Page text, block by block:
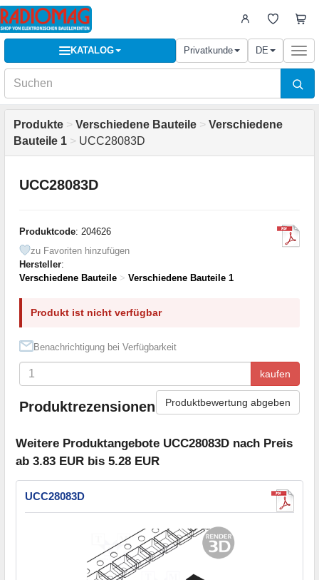
KATALOG Privatkunde DE
Produkte > Verschiedene Bauteile > Verschiedene
Bauteile 1 > UCC28083D
UCC28083D
Produktcode: 204626
zu Favoriten hinzufügen
Hersteller:
Verschiedene Bauteile > Verschiedene Bauteile 1
Produkt ist nicht verfügbar
Benachrichtigung bei Verfügbarkeit
kaufen
Produktrezensionen Produktbewertung abgeben
Weitere Produktangebote UCC28083D nach Preis
ab 3.83 EUR bis 5.28 EUR
UCC28083D